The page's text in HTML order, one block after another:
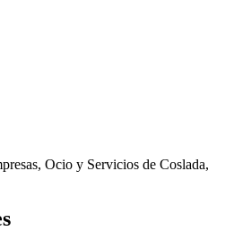
Ocio y Servicios de Coslada,